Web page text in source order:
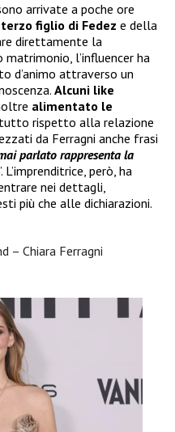
arrivate a poche ore
figlio di Fedez e della
direttamente la
l’influencer ha
d’animo attraverso un
Alcuni like
alimentato le
rispetto alla relazione
da Ferragni anche frasi
parlato rappresenta la
L’imprenditrice, però, ha
nei dettagli,
più che alle dichiarazioni.
– Chiara Ferragni